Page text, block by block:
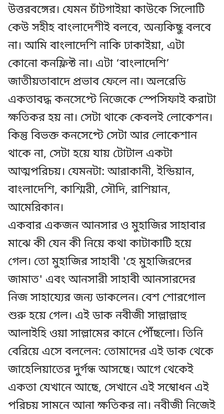
উত্তরবঙ্গের। যেমন চাঁটগাইয়া কাউকে সিলোটি
কেউ সহীহ বাংলাদেশীই বলবে, অন্যকিছু বলবে
না। আমি বাংলাদেশি নাকি ঢাকাইয়া, এটা
কোনো কনফ্লিক্ট না। এটা ‘বাংলাদেশি’
জাতীয়তাবাদে প্রভাব ফেলে না। অলরেডি
একতাবদ্ধ কনসেপ্টে নিজেকে স্পেসিফাই করাটা
ক্ষতিকর হয় না। সেটা থাকে কেবলই লোকেশন।
কিন্তু বিভক্ত কনসেপ্টে সেটা আর লোকেশান
থাকে না, সেটা হয়ে যায় টোটাল একটা
আত্মপরিচয়। যেমনটা: আরাকানী, ইন্ডিয়ান,
বাংলাদেশি, কাশ্মিরী, সৌদি, রাশিয়ান,
আমেরিকান।
একবার একজন আনসার ও মুহাজির সাহাবার
মাঝে কী যেন কী নিয়ে কথা কাটাকাটি হয়ে
গেল। তো মুহাজির সাহাবী 'হে মুহাজিরদের
জামাত' এবং আনসারী সাহাবী আনসারদের
নিজ সাহায্যের জন্য ডাকলেন। বেশ শোরগোল
শুরু হয়ে গেল। এই ডাক নবীজী সাল্লাল্লাহু
আলাইহি ওয়া সাল্লামের কানে পৌঁছলো। তিনি
বেরিয়ে এসে বললেন: তোমাদের এই ডাক থেকে
জাহেলিয়াতের দুর্গন্ধ আসছে। আগে থেকেই
একতা যেখানে আছে, সেখানে এই সম্বোধন এই
পরিচয় সামনে আনা ক্ষতিকর না। নবীজী নিজেই